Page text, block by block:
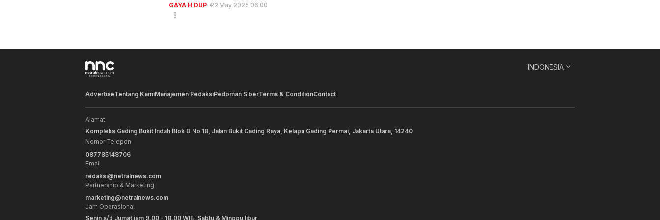
GAYA HIDUP 22 May 2025 06:00
INDONESIA
AdvertiseTentang KamiManajemen RedaksiPedoman SiberTerms & ConditionContact
Alamat
Kompleks Gading Bukit Indah Blok D No 18, Jalan Bukit Gading Raya, Kelapa Gading Permai, Jakarta Utara, 14240
Nomor Telepon
087785148706
Email
redaksi@netralnews.com
Partnership & Marketing
marketing@netralnews.com
Jam Operasional
Senin s/d Jumat jam 9.00 - 18.00 WIB, Sabtu & Minggu libur